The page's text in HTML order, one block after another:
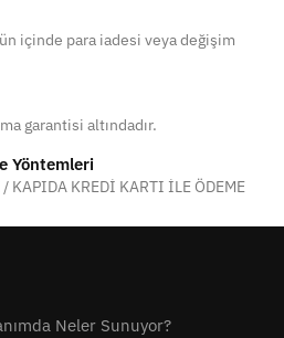
içinde para iadesi veya değişim
garantisi altındadır.
Yöntemleri
KAPIDA KREDİ KARTI İLE ÖDEME
Neler Sunuyor?